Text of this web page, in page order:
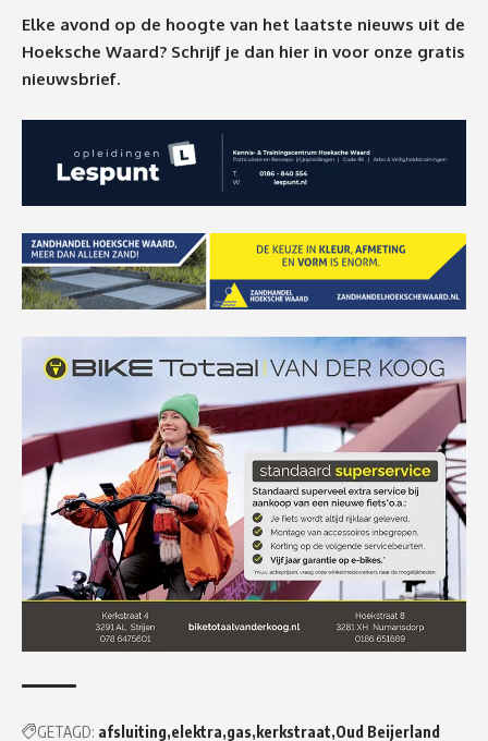
Elke avond op de hoogte van het laatste nieuws uit de
Hoeksche Waard? Schrijf je dan hier in voor onze gratis
nieuwsbrief.
GETAGD: afsluiting elektra gas kerkstraat Oud Beijerland